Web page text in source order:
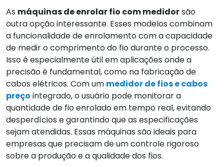
As máquinas de enrolar fio com medidorsão
outra opção interessante. Esses modelos combinam
a funcionalidade de enrolamento com a capacidade
de medir o comprimento do fio durante o processo.
Isso é especialmente útil em aplicações onde a
precisão é fundamental, como na fabricação de
cabos elétricos. Com um medidor de fios e cabos
preço integrado, o usuário pode monitorar a
quantidade de fio enrolado em tempo real, evitando
desperdícios e garantindo que as especificações
sejam atendidas. Essas máquinas são ideais para
empresas que precisam de um controle rigoroso
sobre a produção e a qualidade dos fios.